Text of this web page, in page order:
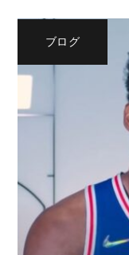
ブログ